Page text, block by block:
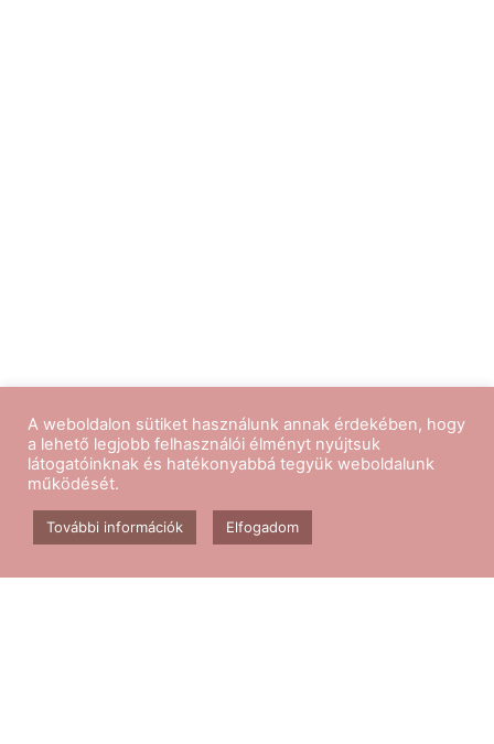
Kövess minket
A weboldalon sütiket használunk annak érdekében, hogy
a lehető legjobb felhasználói élményt nyújtsuk
látogatóinknak és hatékonyabbá tegyük weboldalunk
működését.
További információk Elfogadom